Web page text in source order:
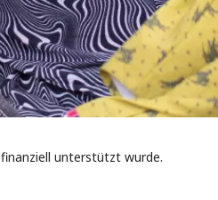
unterstützt wurde.